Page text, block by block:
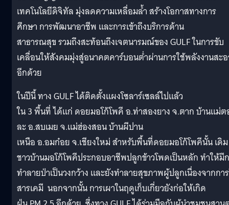
เทคโนโลยีดิจิทัล มุ่งลดความเหลื่อมล้ำ สร้างโอกาสทางการ
ศึกษา การพัฒนาอาชีพ และการเข้าถึงบริการด้าน
สาธารณสุข รวมถึงสะท้อนถึงเจตนารมณ์ของ GULF ในการขับ
เคลื่อนให้สังคมมุ่งสู่อนาคตคาร์บอนต่ำผ่านการใช้พลังงานสะ
อีกด้วย
ในปีนี้ ทาง GULF ได้ติดตั้งแผงโซลาร์เซลล์ไปแล้ว
ใน 3 พื้นที่ ได้แก่ ดอยมอโก้โพคี อ.ท่าสองยาง จ.ตาก บ้านแม่
ละ อ.สบเมย จ.แม่ฮ่องสอน บ้านผีปาน
เหนือ อ.อมก๋อย จ.เชียงใหม่ สำหรับพื้นที่ดอยมอโก้โพคีนั้น เดิม
ชาวบ้านมอโก้โพคีประกอบอาชีพปลูกข้าวโพดเป็นหลัก ทำให้มี
ทำลายป่าเป็นวงกว้าง และยังทำลายสุขภาพผู้ปลูกเนื่องจากกา
สารเคมี นอกจากนั้น การเผาในฤดูเก็บเกี่ยวยังก่อให้เกิด